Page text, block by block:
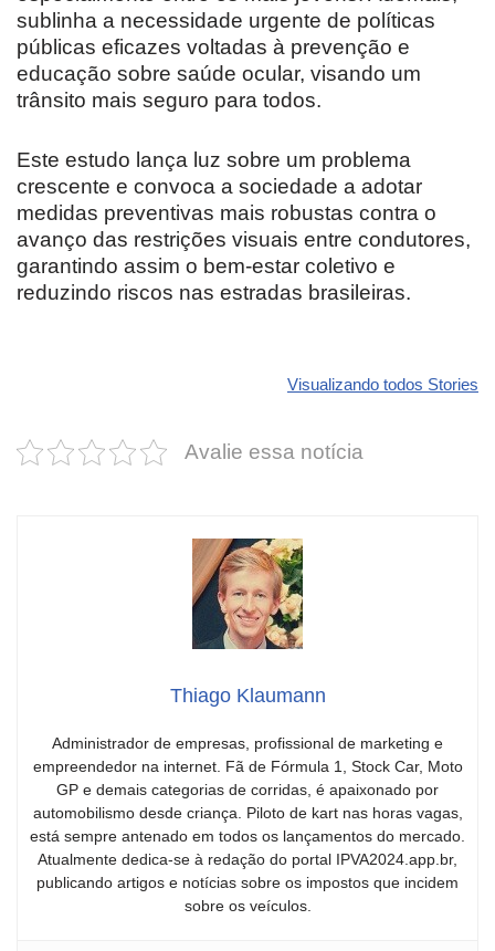
sublinha a necessidade urgente de políticas
públicas eficazes voltadas à prevenção e
educação sobre saúde ocular, visando um
trânsito mais seguro para todos.
Este estudo lança luz sobre um problema
crescente e convoca a sociedade a adotar
medidas preventivas mais robustas contra o
avanço das restrições visuais entre condutores,
garantindo assim o bem-estar coletivo e
reduzindo riscos nas estradas brasileiras.
Visualizando todos Stories
2025!
Dodge pode ter
de emoção
que
Avalie essa notícia
Thiago Klaumann
Administrador de empresas, profissional de marketing e
empreendedor na internet. Fã de Fórmula 1, Stock Car, Moto
GP e demais categorias de corridas, é apaixonado por
automobilismo desde criança. Piloto de kart nas horas vagas,
está sempre antenado em todos os lançamentos do mercado.
Atualmente dedica-se à redação do portal IPVA2024.app.br,
publicando artigos e notícias sobre os impostos que incidem
sobre os veículos.